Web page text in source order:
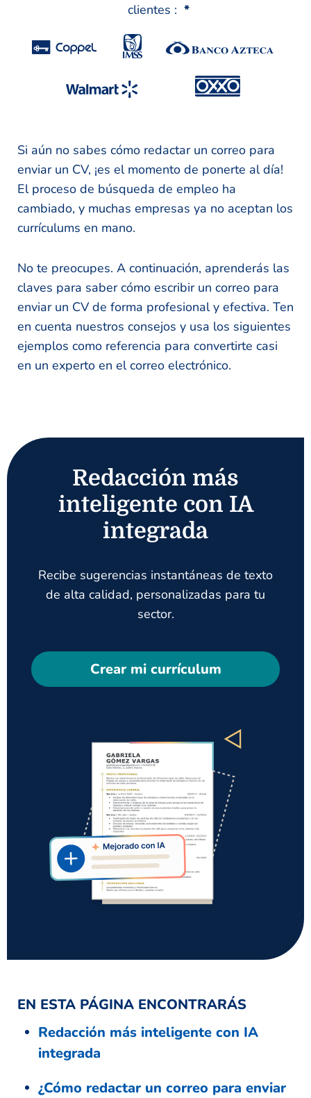
clientes : *
Si aún no sabes cómo redactar un correo para
enviar un CV, ¡es el momento de ponerte al día!
El proceso de búsqueda de empleo ha
cambiado, y muchas empresas ya no aceptan los
currículums en mano.
No te preocupes. A continuación, aprenderás las
claves para saber cómo escribir un correo para
enviar un CV de forma profesional y efectiva. Ten
en cuenta nuestros consejos y usa los siguientes
ejemplos como referencia para convertirte casi
en un experto en el correo electrónico.
Redacción más
inteligente con IA
integrada
Recibe sugerencias instantáneas de texto
de alta calidad, personalizadas para tu
sector.
Crear mi currículum
EN ESTA PÁGINA ENCONTRARÁS
Redacción más inteligente con IA
integrada
¿Cómo redactar un correo para enviar